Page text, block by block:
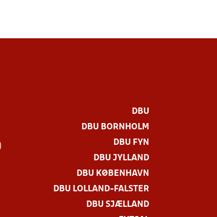
DBU
DBU BORNHOLM
DBU FYN
DBU JYLLAND
DBU KØBENHAVN
DBU LOLLAND-FALSTER
DBU SJÆLLAND